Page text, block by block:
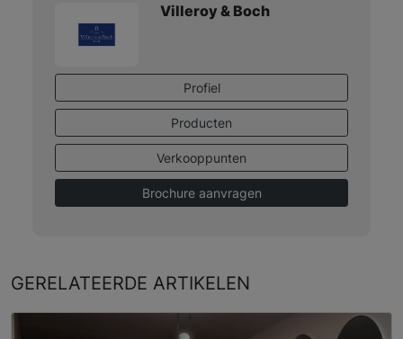
Villeroy & Boch
Profiel
Producten
Verkooppunten
Brochure aanvragen
GERELATEERDE ARTIKELEN